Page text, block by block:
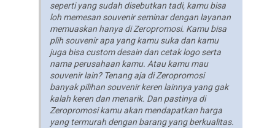
seperti yang sudah disebutkan tadi, kamu bisa
loh memesan souvenir seminar dengan layanan
memuaskan hanya di Zeropromosi. Kamu bisa
plih souvenir apa yang kamu suka dan kamu
juga bisa custom desain dan cetak logo serta
nama perusahaan kamu. Atau kamu mau
souvenir lain? Tenang aja di Zeropromosi
banyak pilihan souvenir keren lainnya yang gak
kalah keren dan menarik. Dan pastinya di
Zeropromosi kamu akan mendapatkan harga
yang termurah dengan barang yang berkualitas.